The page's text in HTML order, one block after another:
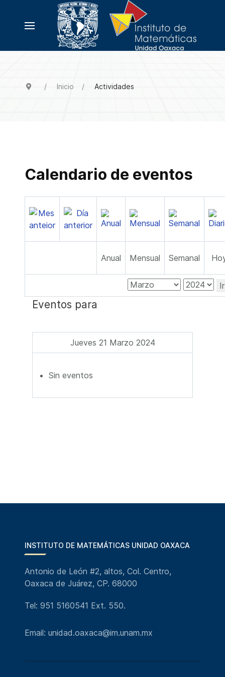
Inicio Actividades
Calendario de eventos
Anual Mensual Semanal
Eventos para
Jueves 21 Marzo 2024
Sin eventos
INSTITUTO DE MATEMÁTICAS UNIDAD OAXACA
Antonio de León #2, altos, Col. Centro,
Oaxaca de Juárez, CP. 68000
Tel: 951 5160541 Ext. 550.
Email: unidad.oaxaca@im.unam.mx